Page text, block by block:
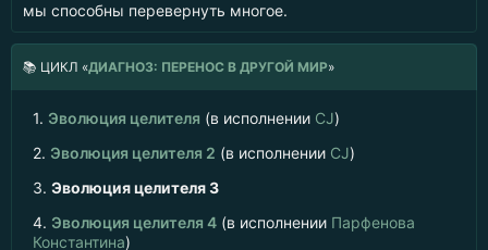
мы способны перевернуть многое.
📚 ЦИКЛ «ДИАГНОЗ: ПЕРЕНОС В ДРУГОЙ МИР»
1. Эволюция целителя (в исполнении CJ)
2. Эволюция целителя 2 (в исполнении CJ)
3. Эволюция целителя 3
4. Эволюция целителя 4 (в исполнении Парфенова
Константина)